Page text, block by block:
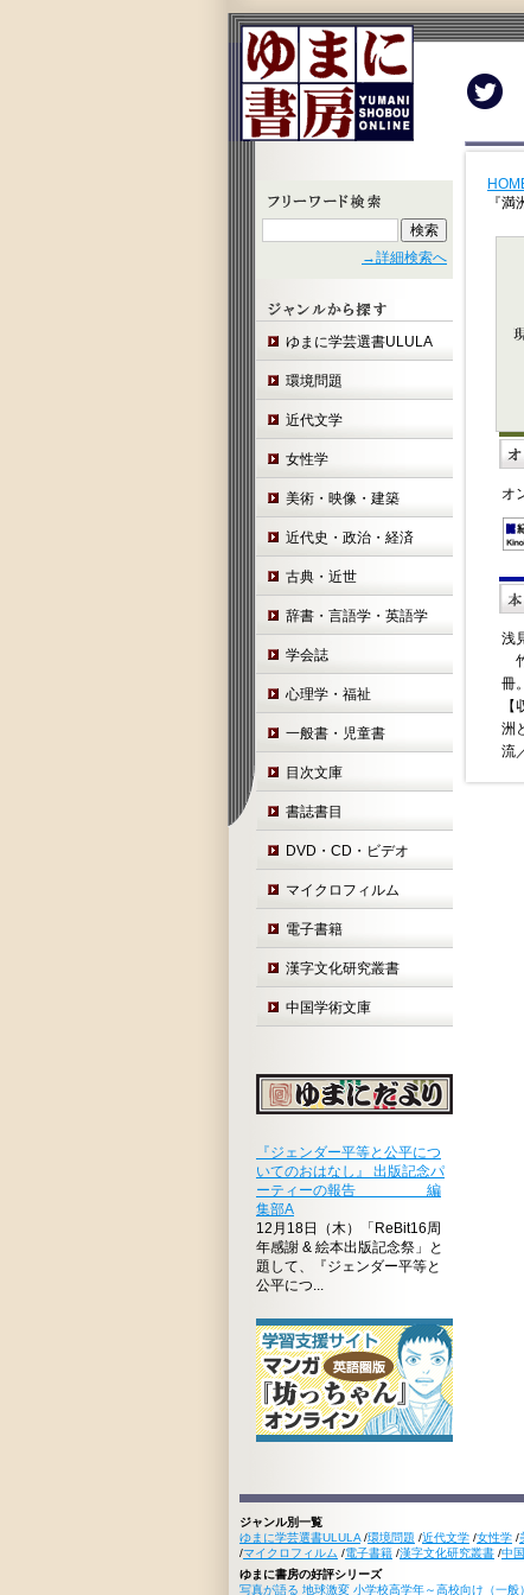
→詳細検索へ
ゆまに学芸選書ULULA
環境問題
近代文学
女性学
美術・映像・建築
近代史・政治・経済
古典・近世
辞書・言語学・英語学
学会誌
心理学・福祉
一般書・児童書
目次文庫
書誌書目
DVD・CD・ビデオ
マイクロフィルム
電子書籍
漢字文化研究叢書
中国学術文庫
『ジェンダー平等と公平につ
いてのおはなし』 出版記念パ
ーティーの報告 編
集部A
12月18日（木）「ReBit16周
年感謝 & 絵本出版記念祭」と
題して、『ジェンダー平等と
公平につ...
『満
オ
浅
冊。
洲
流
ジャンル別一覧
ゆまに学芸選書ULULA /環境問題 /近代文学 /女性学 /
/マイクロフィルム /電子書籍 /漢字文化研究叢書 /中
ゆまに書房の好評シリーズ
写真が語る 地球激変 小学校高学年～高校向け（一般）